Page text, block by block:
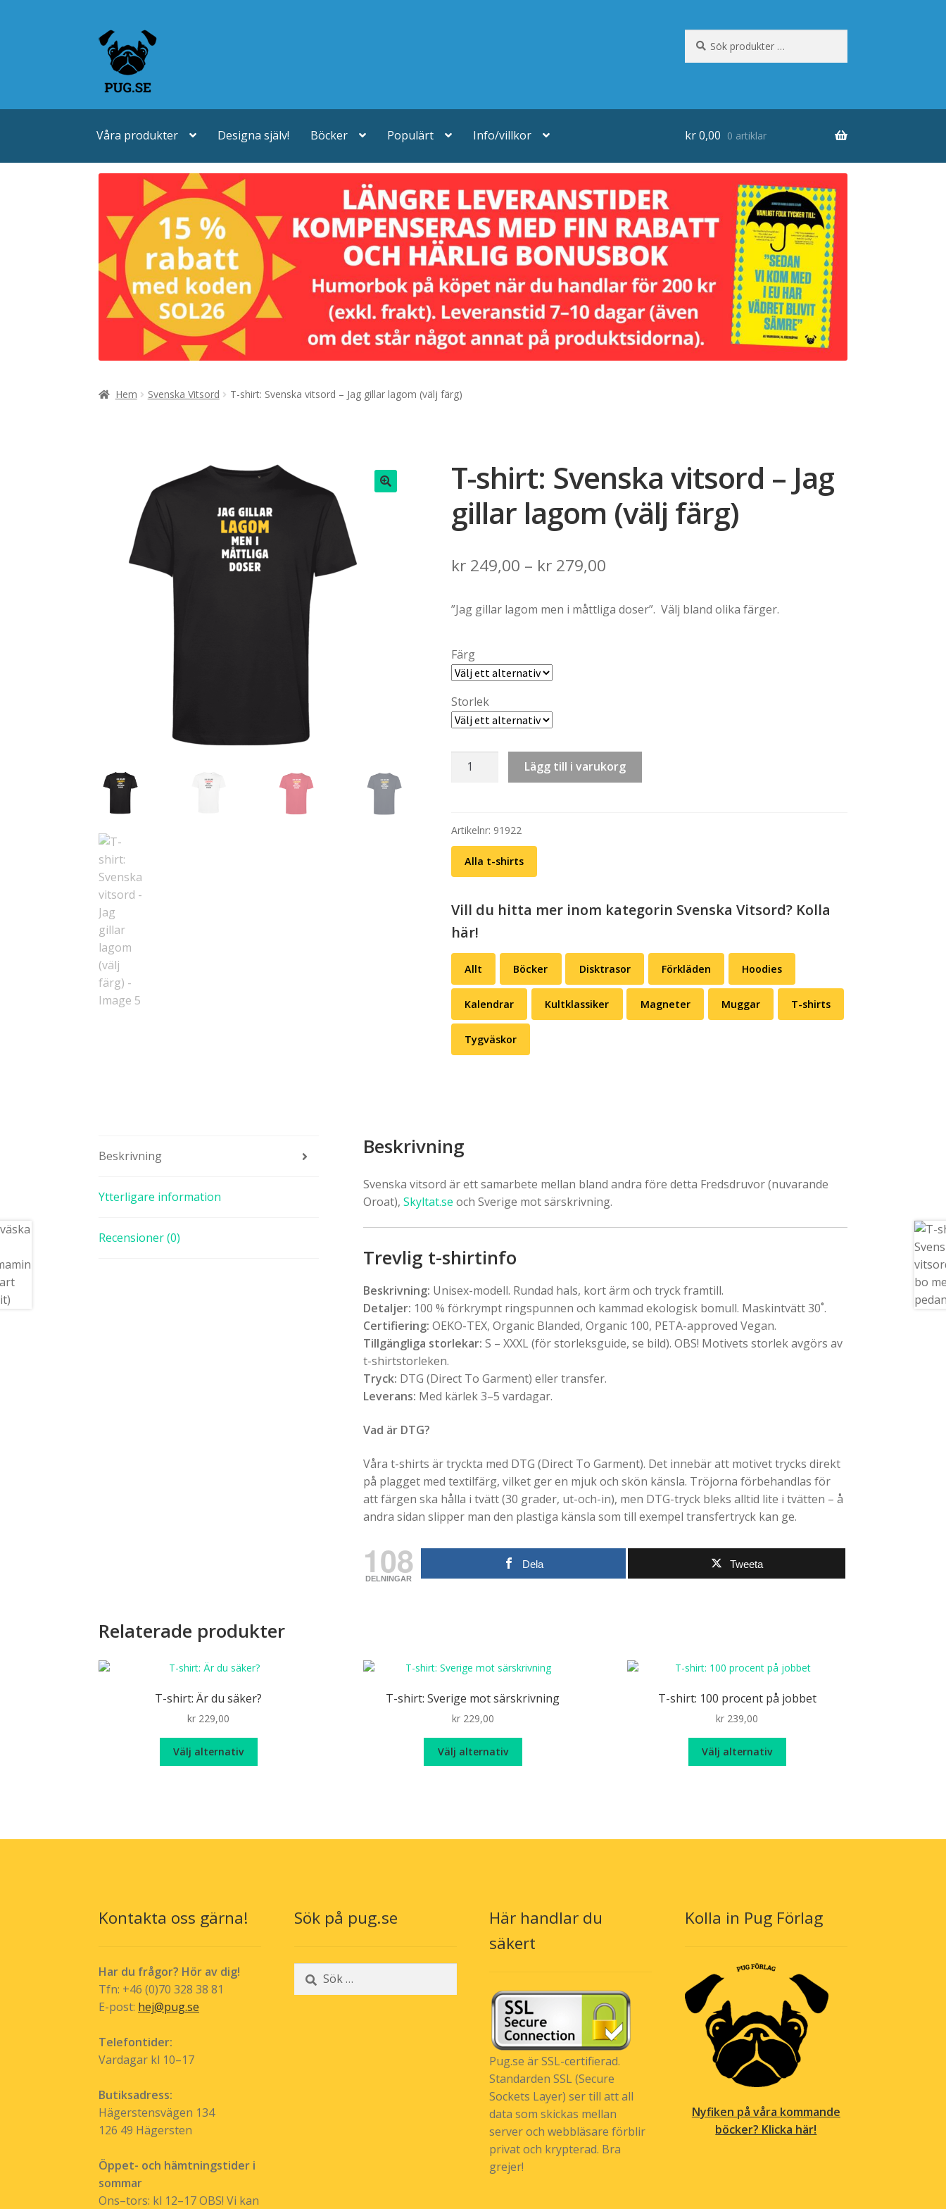
Hoppa
till
navigering
Hoppa
till
innehåll
efter:
Våra produkter Designa själv! Böcker Populärt Info/villkor kr0,00 0 artiklar
Hem Svenska Vitsord T-shirt: Svenska vitsord – Jag gillar lagom (välj färg)
T-shirt: Svenska vitsord – Jag
gillar lagom (välj färg)
kr249,00 – kr279,00Price
kr 249,00
”Jag gillar lagom men i måttliga doser”. Välj bland olika färger.
Färg
Storlek
-
Jag
gillar
lagom
färg)
mängd
Lägg till i varukorg
Artikelnr: 91922
Alla t-shirts
Vill du hitta mer inom kategorin Svenska Vitsord? Kolla
här!
Allt Böcker Disktrasor Förkläden Hoodies
Kalendrar Kultklassiker Magneter Muggar T-shirts
Tygväskor
Beskrivning
Ytterligare information
Recensioner (0)
Beskrivning
Svenska vitsord är ett samarbete mellan bland andra före detta Fredsdruvor (nuvarande
Oroat), Skyltat.se och Sverige mot särskrivning.
Trevlig t-shirtinfo
Beskrivning: Unisex-modell. Rundad hals, kort ärm och tryck framtill.
Detaljer: 100 % förkrympt ringspunnen och kammad ekologisk bomull. Maskintvätt 30˚.
Certifiering: OEKO-TEX, Organic Blanded, Organic 100, PETA-approved Vegan.
Tillgängliga storlekar: S – XXXL (för storleksguide, se bild). OBS! Motivets storlek avgörs av
t-shirtstorleken.
Tryck: DTG (Direct To Garment) eller transfer.
Leverans: Med kärlek 3–5 vardagar.
Vad är DTG?
Våra t-shirts är tryckta med DTG (Direct To Garment). Det innebär att motivet trycks direkt
på plagget med textilfärg, vilket ger en mjuk och skön känsla. Tröjorna förbehandlas för
att färgen ska hålla i tvätt (30 grader, ut-och-in), men DTG-tryck bleks alltid lite i tvätten – å
andra sidan slipper man den plastiga känsla som till exempel transfertryck kan ge.
108
DELNINGAR
Dela Tweeta
Relaterade produkter
T-shirt: Är du säker?
kr 229,00
Välj alternativ
De
T-shirt: Sverige mot särskrivning
kr229,00
Välj alternativ
De
på
T-shirt: 100 procent på jobbet
kr 239,00
Välj alternativ
De
på
produktsidan
Kontakta oss gärna!
Har du frågor? Hör av dig!
Tfn: +46 (0)70 328 38 81
E-post: hej@pug.se
Telefontider:
Vardagar kl 10–17
Butiksadress:
Hägerstensvägen 134
126 49 Hägersten
Öppet- och hämtningstider i
sommar
Ons–tors: kl 12–17 OBS! Vi kan
Sök på pug.se
Sök
efter:
Här handlar du
säkert
Pug.se är SSL-certifierad.
Standarden SSL (Secure
Sockets Layer) ser till att all
data som skickas mellan
server och webbläsare förblir
privat och krypterad. Bra
grejer!
Kolla in Pug Förlag
Nyfiken på våra kommande
böcker? Klicka här!